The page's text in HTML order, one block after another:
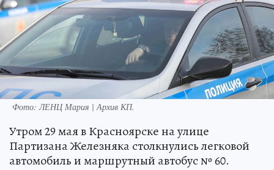
Фото:ЛЕНЦ Мария | Архив КП.
Утром 29 мая в Красноярске на улице
Партизана Железняка столкнулись легковой
автомобиль и маршрутный автобус № 60.